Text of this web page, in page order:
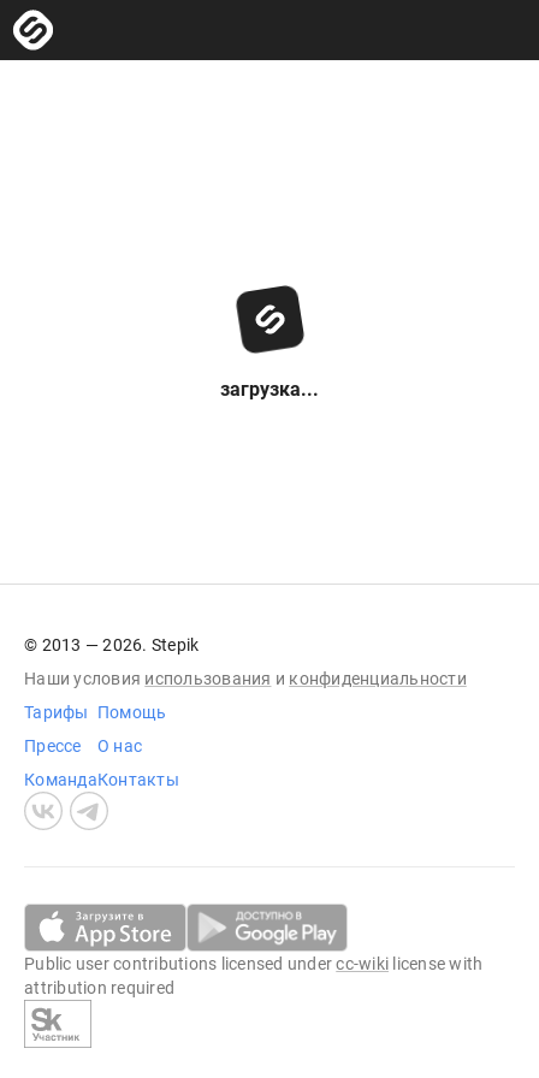
загрузка...
© 2013 — 2026. Stepik
Наши условия использования и конфиденциальности
Тарифы
Прессе
Команда
Помощь
О нас
Контакты
Public user contributions licensed undercc-wiki license with
attribution required